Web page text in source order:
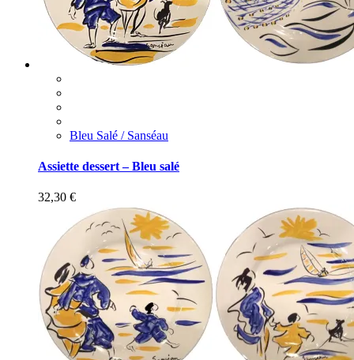
Bleu Salé / Sanséau
Assiette dessert – Bleu salé
32,30 €